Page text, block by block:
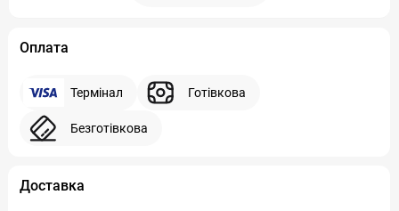
Оплата
Термінал Готівкова
Безготівкова
Доставка